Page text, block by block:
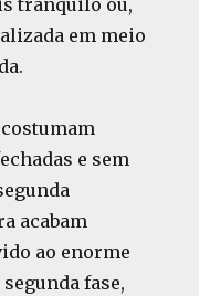
tranquilo ou,
em meio
e sem
acabam
ao enorme
fase,